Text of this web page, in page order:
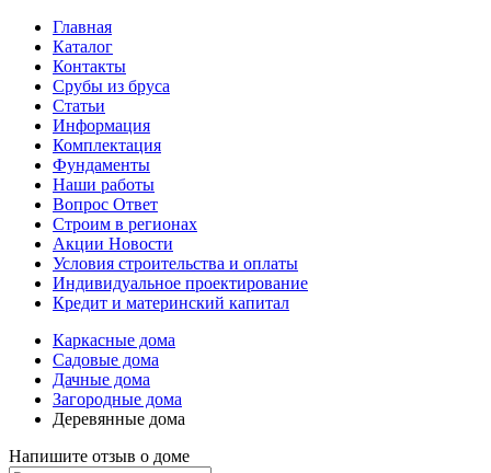
Главная
Каталог
Контакты
Срубы из бруса
Статьи
Информация
Комплектация
Фундаменты
Наши работы
Вопрос Ответ
Строим в регионах
Акции Новости
Условия строительства и оплаты
Индивидуальное проектирование
Кредит и материнский капитал
Каркасные дома
Садовые дома
Дачные дома
Загородные дома
Деревянные дома
Напишите отзыв о доме